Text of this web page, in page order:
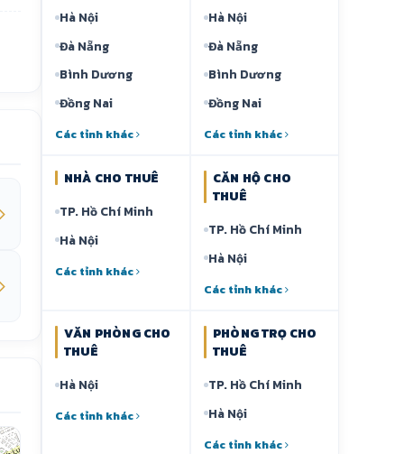
Hà Nội
Đà Nẵng
Bình Dương
Đồng Nai
Các tỉnh khác
Hà Nội
Đà Nẵng
Bình Dương
Đồng Nai
Các tỉnh khác
NHÀ CHO THUÊ
TP. Hồ Chí Minh
Hà Nội
Các tỉnh khác
CĂN HỘ CHO
THUÊ
TP. Hồ Chí Minh
Hà Nội
Các tỉnh khác
VĂN PHÒNG CHO
THUÊ
Hà Nội
Các tỉnh khác
PHÒNG TRỌ CHO
THUÊ
TP. Hồ Chí Minh
Hà Nội
Các tỉnh khác